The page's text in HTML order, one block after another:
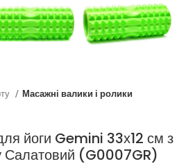
Масажні валики і ролики
йоги Gemini 33х12 см з
Салатовий (G0007GR)